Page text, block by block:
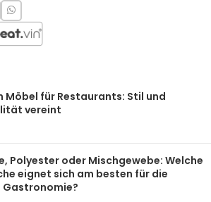
Möbel für Restaurants: Stil und
vereint
Polyester oder Mischgewebe: Welche
eignet sich am besten für die
Gastronomie?